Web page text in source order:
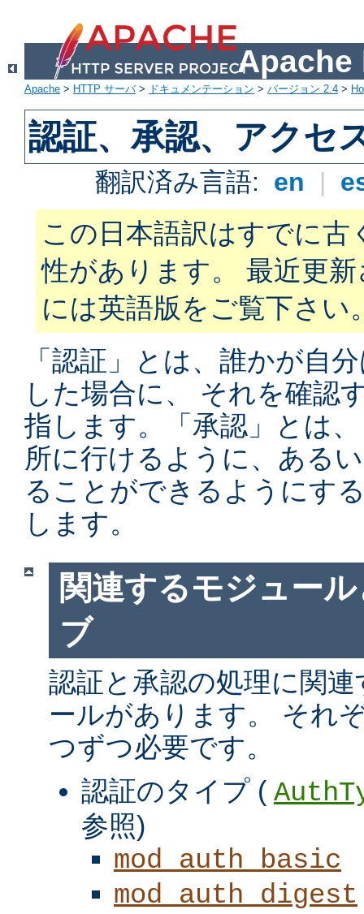
Apache
Apache > HTTP サーバ> ドキュメンテーション > バージョン 2.4 >
認証、承認、アクセ
翻訳済み言語: en |
この日本語訳はすでに古
性があります。 最近更
には英語版をご覧下さい
「認証」とは、誰かが自
した場合に、 それを確認
指します。「承認」とは
所に行けるように、ある
ることができるようにす
します。
関連するモジュー
ブ
認証と承認の処理に関
ールがあります。 それ
つずつ必要です。
認証のタイプ (
参照)
mod_auth_basic
mod_auth_digest